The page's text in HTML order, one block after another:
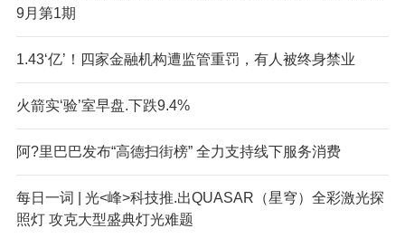
9月第1期
1.43‘亿’！四家金融机构遭监管重罚，有人被终身禁业
火箭实‘验’室早盘.下跌9.4%
阿?里巴巴发布“高德扫街榜” 全力支持线下服务消费
每日一词 | 光<峰>科技推.出QUASAR（星穹）全彩激光探
照灯 攻克大型盛典灯光难题